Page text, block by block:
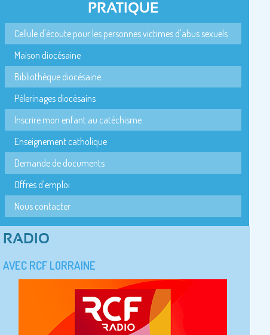
PRATIQUE
Cellule d'écoute pour les personnes victimes d'abus sexuels
Maison diocésaine
Bibliothèque diocésaine
Pèlerinages diocésains
Inscrire mon enfant au catéchisme
Enseignement catholique
Demande de documents
Offres d'emploi
Nous contacter
RADIO
AVEC RCF LORRAINE